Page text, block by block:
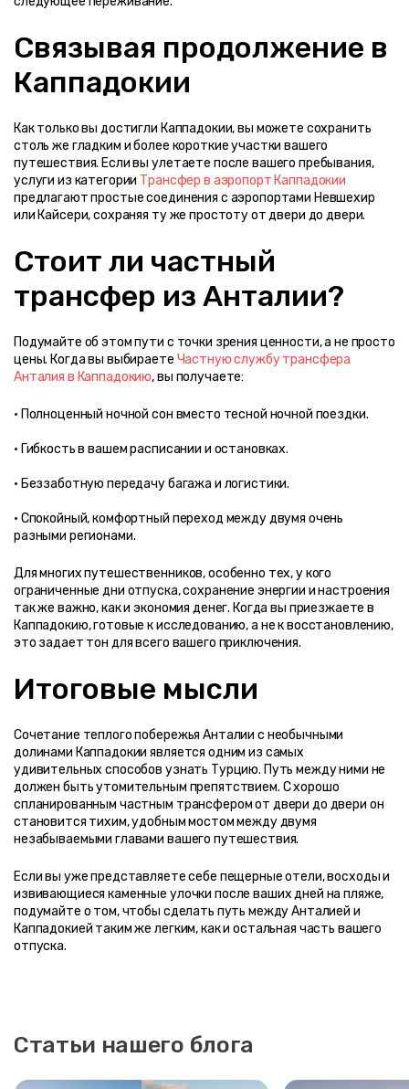
Связывая продолжение в
Каппадокии
Как только вы достигли Каппадокии, вы можете сохранить
столь же гладким и более короткие участки вашего
путешествия. Если вы улетаете после вашего пребывания,
услуги из категории Трансфер в аэропорт Каппадокии
предлагают простые соединения с аэропортами Невшехир
или Кайсери, сохраняя ту же простоту от двери до двери.
Стоит ли частный
трансфер из Анталии?
Подумайте об этом пути с точки зрения ценности, а не просто
цены. Когда вы выбираете Частную службу трансфера
Анталия в Каппадокию, вы получаете:
• Спокойный, комфортный переход между двумя очень
разными регионами.
Для многих путешественников, особенно тех, у кого
ограниченные дни отпуска, сохранение энергии и настроения
так же важно, как и экономия денег. Когда вы приезжаете в
Каппадокию, готовые к исследованию, а не к восстановлению,
это задает тон для всего вашего приключения.
Итоговые мысли
Сочетание теплого побережья Анталии с необычными
долинами Каппадокии является одним из самых
удивительных способов узнать Турцию. Путь между ними не
должен быть утомительным препятствием. С хорошо
спланированным частным трансфером от двери до двери он
становится тихим, удобным мостом между двумя
незабываемыми главами вашего путешествия.
Если вы уже представляете себе пещерные отели, восходы и
извивающиеся каменные улочки после ваших дней на пляже,
подумайте о том, чтобы сделать путь между Анталией и
Каппадокией таким же легким, как и остальная часть вашего
отпуска.
Статьи нашего блога